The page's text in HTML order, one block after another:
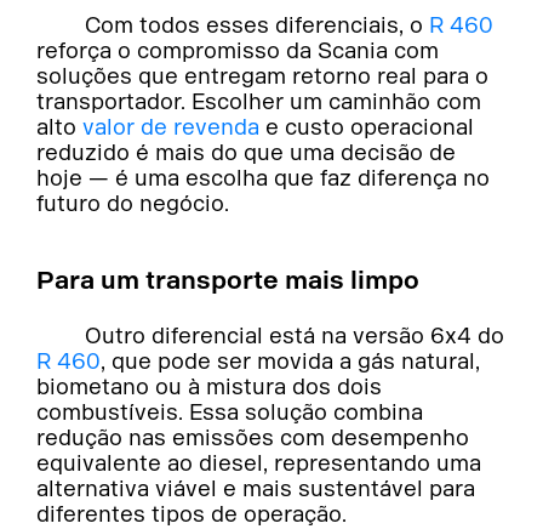
Com todos esses diferenciais, o R 460
reforça o compromisso da Scania com
soluções que entregam retorno real para o
transportador. Escolher um caminhão com
altovalor de revenda e custo operacional
reduzido é mais do que uma decisão de
hoje — é uma escolha que faz diferença no
futuro do negócio.
Para um transporte mais limpo
Outro diferencial está na versão 6x4 do
R 460, que pode ser movida a gás natural,
biometano ou à mistura dos dois
combustíveis. Essa solução combina
redução nas emissões com desempenho
equivalente ao diesel, representando uma
alternativa viável e mais sustentável para
diferentes tipos de operação.